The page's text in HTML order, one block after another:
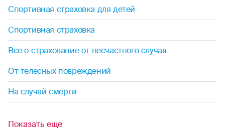
Спортивная страховка для детей
Спортивная страховка
Все о страхование от несчастного случая
От телесных повреждений
На случай смерти
Показать еще